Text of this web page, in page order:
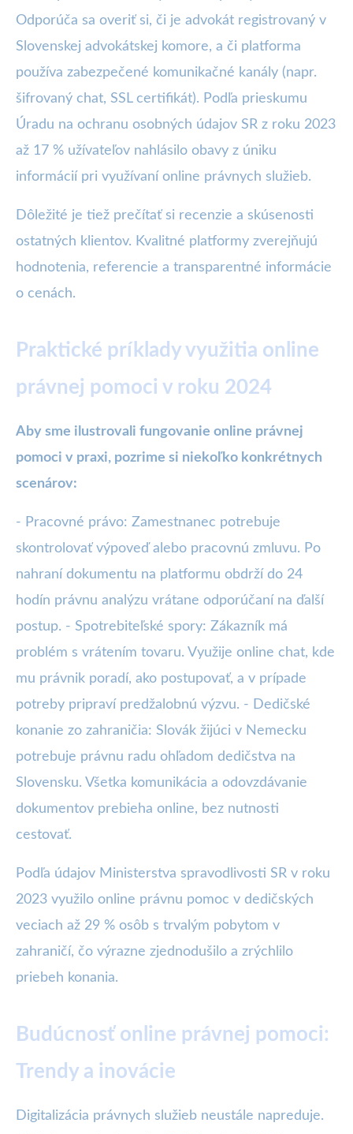
Odporúča sa overiť si, či je advokát registrovaný v
Slovenskej advokátskej komore, a či platforma
používa zabezpečené komunikačné kanály (napr.
šifrovaný chat, SSL certifikát). Podľa prieskumu
Úradu na ochranu osobných údajov SR z roku 2023
až 17 % užívateľov nahlásilo obavy z úniku
informácií pri využívaní online právnych služieb.
Dôležité je tiež prečítať si recenzie a skúsenosti
ostatných klientov. Kvalitné platformy zverejňujú
hodnotenia, referencie a transparentné informácie
o cenách.
Praktické príklady využitia online
právnej pomoci v roku 2024
Aby sme ilustrovali fungovanie online právnej
pomoci v praxi, pozrime si niekoľko konkrétnych
scenárov:
- Pracovné právo: Zamestnanec potrebuje
skontrolovať výpoveď alebo pracovnú zmluvu. Po
nahraní dokumentu na platformu obdrží do 24
hodín právnu analýzu vrátane odporúčaní na ďalší
postup. - Spotrebiteľské spory: Zákazník má
problém s vrátením tovaru. Využije online chat, kde
mu právnik poradí, ako postupovať, a v prípade
potreby pripraví predžalobnú výzvu. - Dedičské
konanie zo zahraničia: Slovák žijúci v Nemecku
potrebuje právnu radu ohľadom dedičstva na
Slovensku. Všetka komunikácia a odovzdávanie
dokumentov prebieha online, bez nutnosti
cestovať.
Podľa údajov Ministerstva spravodlivosti SR v roku
2023 využilo online právnu pomoc v dedičských
veciach až 29 % osôb s trvalým pobytom v
zahraničí, čo výrazne zjednodušilo a zrýchlilo
priebeh konania.
Budúcnosť online právnej pomoci:
Trendy a inovácie
Digitalizácia právnych služieb neustále napreduje.